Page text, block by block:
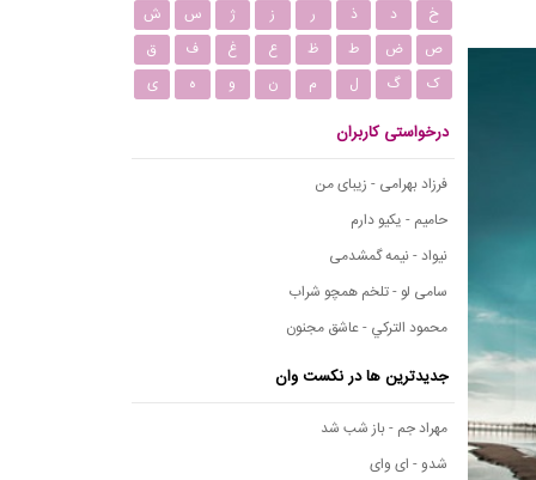
خ
د ذ ر ز ژ س
ش
ص
ض ط ظ ع غ ف
ق
ک
گ ل م ن و ه ی
درخواستی کاربران
فرزاد بهرامی - زیبای من
حامیم - یکیو دارم
نیواد - نیمه گمشدمی
سامی لو - تلخم همچو شراب
محمود التركي - عاشق مجنون
جدیدترین ها در نکست وان
مهراد جم - باز شب شد
شدو - ای وای